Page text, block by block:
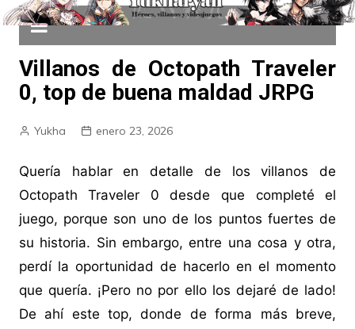
Villanos de Octopath Traveler
0, top de buena maldad JRPG
Yukha enero 23, 2026
Quería hablar en detalle de los villanos de
Octopath Traveler 0 desde que completé el
juego, porque son uno de los puntos fuertes de
su historia. Sin embargo, entre una cosa y otra,
perdí la oportunidad de hacerlo en el momento
que quería. ¡Pero no por ello los dejaré de lado!
De ahí este top, donde de forma más breve,